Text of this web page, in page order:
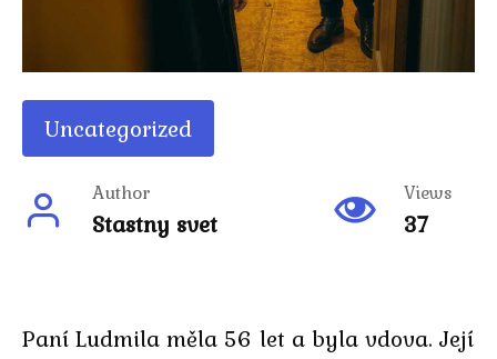
Uncategorized
Author
Stastny svet
Views
37
Paní Ludmila měla 56 let a byla vdova. Její